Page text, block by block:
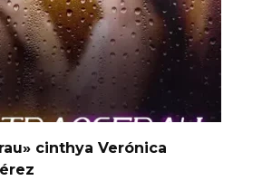
cinthya Verónica